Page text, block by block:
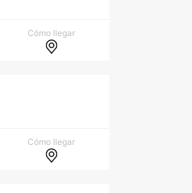
Cómo llegar
Cómo llegar